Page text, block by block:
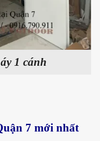
1 cánh
7 mới nhất